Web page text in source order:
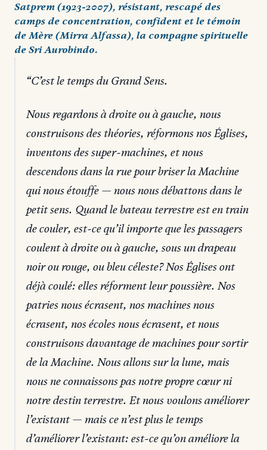
Satprem (1923-2007), résistant, rescapé des
camps de concentration, confident et le témoin
de Mère (Mirra Alfassa), la compagne spirituelle
de Sri Aurobindo.
C’est le temps du Grand Sens.
Nous regardons à droite ou à gauche, nous
construisons des théories, réformons nos Églises,
inventons des super-machines, et nous
descendons dans la rue pour briser la Machine
qui nous étouffe — nous nous débattons dans le
petit sens. Quand le bateau terrestre est en train
de couler, est-ce qu’il importe que les passagers
coulent à droite ou à gauche, sous un drapeau
noir ou rouge, ou bleu céleste? Nos Églises ont
déjà coulé: elles réforment leur poussière. Nos
patries nous écrasent, nos machines nous
écrasent, nos écoles nous écrasent, et nous
construisons davantage de machines pour sortir
de la Machine. Nous allons sur la lune, mais
nous ne connaissons pas notre propre cœur ni
notre destin terrestre. Et nous voulons améliorer
l’existant — mais ce n’est plus le temps
d’améliorer l’existant: est-ce qu’on améliore la